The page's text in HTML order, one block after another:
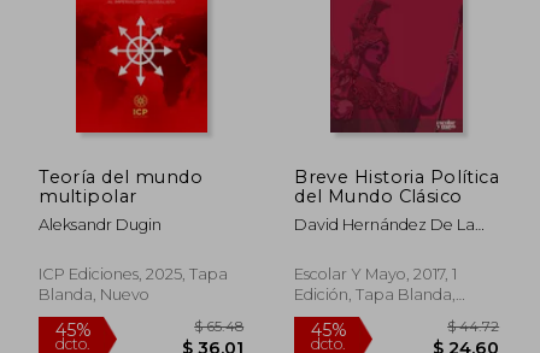
45%
dcto. $ 26.75
45%
dcto.
Teoría del mundo
multipolar
Aleksandr Dugin
ICP Ediciones, 2025, Tapa
Blanda, Nuevo
Breve Historia Política
del Mundo Clásico
David Hernández De La
Escolar Y Mayo, 2017, 1
Edición, Tapa Blanda,
Nuevo